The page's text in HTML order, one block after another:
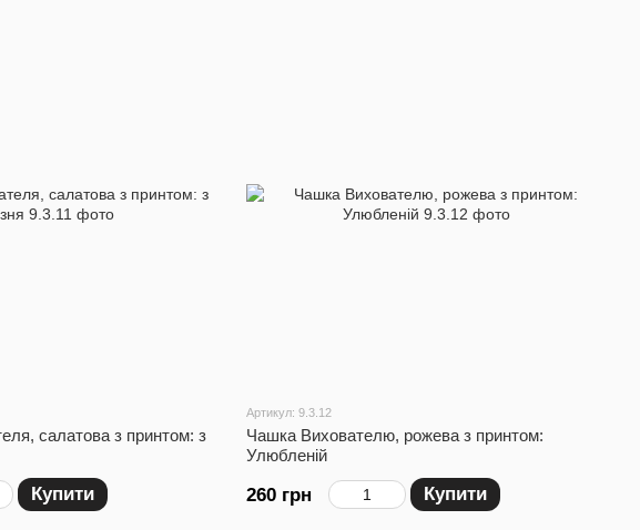
салатова з принтом: з
Купити
Артикул: 9.3.12
Чашка Вихователю, рожева з принтом:
Улюбленій
260 грн Купити